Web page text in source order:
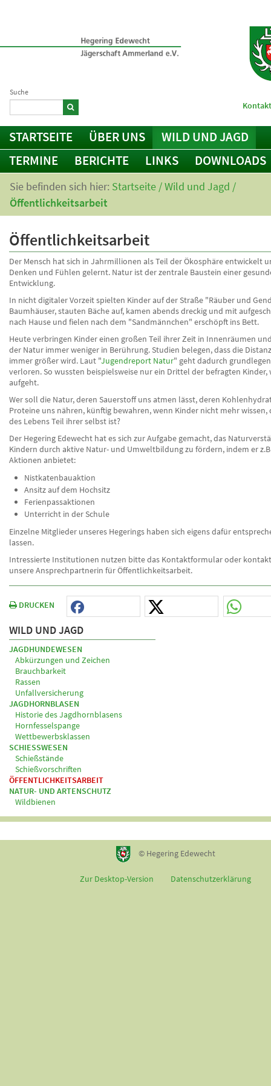
Suche
STARTSEITE ÜBER UNS
WILD UND JAGD
TERMINE
BERICHTE LINKS DOWNLOADS
Sie befinden sich hier: Startseite /Wild und Jagd /
Öffentlichkeitsarbeit
Öffentlichkeitsarbeit
Der Mensch hat sich in Jahrmillionen als Teil der Ökosphäre entwickelt
Denken und Fühlen gelernt. Natur ist der zentrale Baustein einer
Entwicklung.
In nicht digitaler Vorzeit spielten Kinder auf der Straße "Räuber und
Baumhäuser, stauten Bäche auf, kamen abends dreckig und mit
nach Hause und fielen nach dem "Sandmännchen" erschöpft ins Bett.
Heute verbringen Kinder einen großen Teil ihrer Zeit in Innenräumen
der Natur immer weniger in Berührung. Studien belegen, dass die
immer größer wird. Laut "Jugendreport Natur" geht dadurch
verloren. So wussten beispielsweise nur ein Drittel der befragten Kinder,
aufgeht.
Wer soll die Natur, deren Sauerstoff uns atmen lässt, deren
Proteine uns nähren, künftig bewahren, wenn Kinder nicht mehr wissen,
des Lebens Teil ihrer selbst ist?
Der Hegering Edewecht hat es sich zur Aufgabe gemacht, das
Kindern durch aktive Natur- und Umweltbildung zu fördern, indem er
Aktionen anbietet:
Nistkatenbauaktion
Ansitz auf dem Hochsitz
Ferienpassaktionen
Unterricht in der Schule
Einzelne Mitglieder unseres Hegerings haben sich eigens dafür
lassen.
Intressierte Institutionen nutzen bitte das Kontaktformular oder
unsere Ansprechpartnerin für Öffentlichkeitsarbeit.
DRUCKEN
WILD UND JAGD
JAGDHUNDEWESEN
Abkürzungen und Zeichen
Brauchbarkeit
Rassen
Unfallversicherung
JAGDHORNBLASEN
Historie des Jagdhornblasens
Hornfesselspange
Wettbewerbsklassen
SCHIESSWESEN
Schießstände
Schießvorschriften
ÖFFENTLICHKEITSARBEIT
NATUR- UND ARTENSCHUTZ
Wildbienen
© Hegering Edewecht
Zur Desktop-Version Datenschutzerklärung